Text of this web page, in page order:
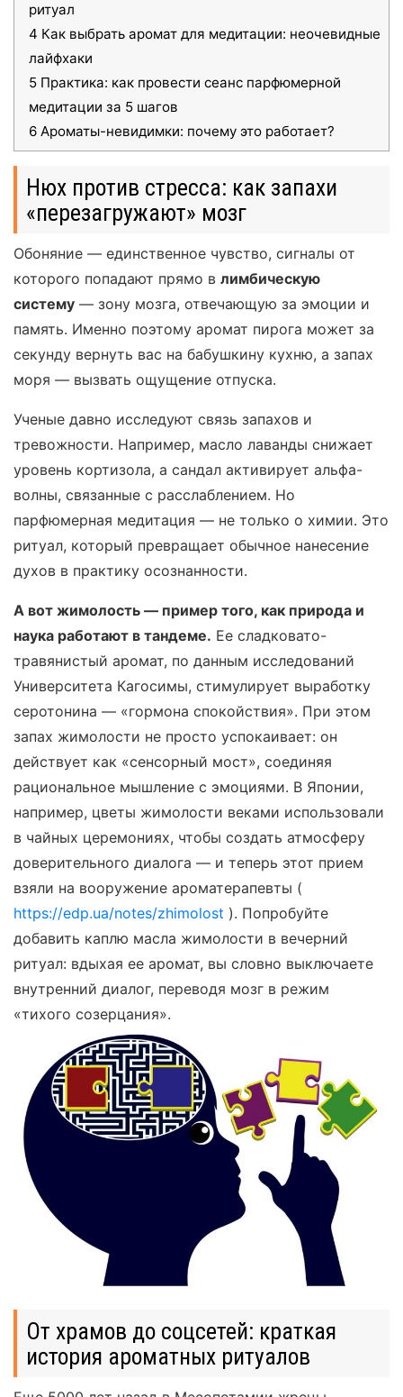
ритуал
4 Как выбрать аромат для медитации: неочевидные
лайфхаки
5 Практика: как провести сеанс парфюмерной
медитации за 5 шагов
6 Ароматы-невидимки: почему это работает?
Нюх против стресса: как запахи
«перезагружают» мозг
Обоняние — единственное чувство, сигналы от
которого попадают прямо в лимбическую
систему — зону мозга, отвечающую за эмоции и
память. Именно поэтому аромат пирога может за
секунду вернуть вас на бабушкину кухню, а запах
моря — вызвать ощущение отпуска.
Ученые давно исследуют связь запахов и
тревожности. Например, масло лаванды снижает
уровень кортизола, а сандал активирует альфа-
волны, связанные с расслаблением. Но
парфюмерная медитация — не только о химии. Это
ритуал, который превращает обычное нанесение
духов в практику осознанности.
А вот жимолость — пример того, как природа и
наука работают в тандеме. Ее сладковато-
травянистый аромат, по данным исследований
Университета Кагосимы, стимулирует выработку
серотонина — «гормона спокойствия». При этом
запах жимолости не просто успокаивает: он
действует как «сенсорный мост», соединяя
рациональное мышление с эмоциями. В Японии,
например, цветы жимолости веками использовали
в чайных церемониях, чтобы создать атмосферу
доверительного диалога — и теперь этот прием
взяли на вооружение ароматерапевты (
https://edp.ua/notes/zhimolost ). Попробуйте
добавить каплю масла жимолости в вечерний
ритуал: вдыхая ее аромат, вы словно выключаете
внутренний диалог, переводя мозг в режим
«тихого созерцания».
От храмов до соцсетей: краткая
история ароматных ритуалов